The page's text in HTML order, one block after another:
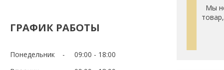
ГРАФИК РАБОТЫ
Понедельник 09:00
18:00
Мы